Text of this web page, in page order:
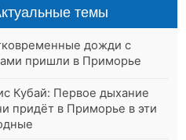
темы
дожди с
пришли в Приморье
Кубай: Первое дыхание
придёт в Приморье в эти